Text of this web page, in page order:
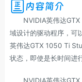
内容简介
NVIDIA英伟达GTX
域设计的驱动程序，可
英伟达GTX 1050 Ti
状态，即使是长时间进
NVIDIA英伟达GTX